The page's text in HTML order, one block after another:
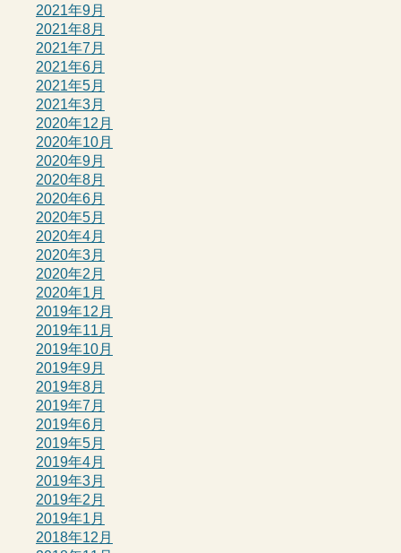
2021年9月
2021年8月
2021年7月
2021年6月
2021年5月
2021年3月
2020年12月
2020年10月
2020年9月
2020年8月
2020年6月
2020年5月
2020年4月
2020年3月
2020年2月
2020年1月
2019年12月
2019年11月
2019年10月
2019年9月
2019年8月
2019年7月
2019年6月
2019年5月
2019年4月
2019年3月
2019年2月
2019年1月
2018年12月